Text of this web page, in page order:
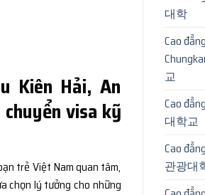
Kiên Hải, An
visa kỹ
trẻ Việt Nam quan tâm,
chọn lý tưởng cho những
대학
Cao
교
Cao
대학교
Cao
관광대